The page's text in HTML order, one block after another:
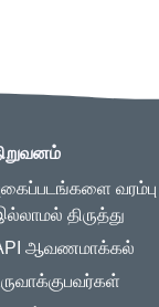
வரம்பு
திருத்து
ஆவணமாக்கல்